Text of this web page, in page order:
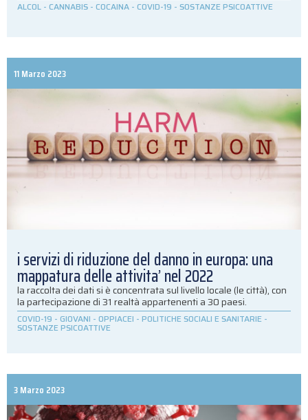
ALCOL - CANNABIS - COCAINA - COVID-19 - SOSTANZE PSICOATTIVE
11 Marzo 2023
i servizi di riduzione del danno in europa: una
mappatura delle attivita’ nel 2022
la raccolta dei dati si è concentrata sul livello locale (le città), con
la partecipazione di 31 realtà appartenenti a 30 paesi.
COVID-19 - GIOVANI - OPPIACEI - POLITICHE SOCIALI E SANITARIE -
SOSTANZE PSICOATTIVE
3 Marzo 2023